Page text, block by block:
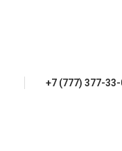
+7 (777) 377-